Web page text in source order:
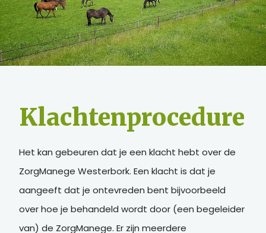
LogeerHuis
Werkbegeleiding
Stage
Contact
Klachtenprocedure
Het kan gebeuren dat je een klacht hebt over de
ZorgManege Westerbork. Een klacht is dat je
aangeeft dat je ontevreden bent bijvoorbeeld
over hoe je behandeld wordt door (een begeleider
van) de ZorgManege. Er zijn meerdere